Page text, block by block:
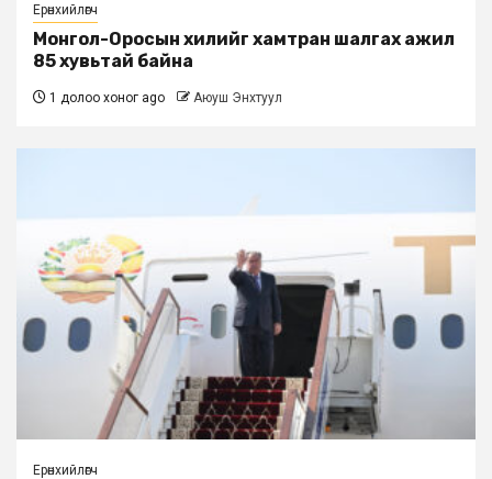
Ерөнхийлөгч
Монгол-Оросын хилийг хамтран шалгах ажил
85 хувьтай байна
1 долоо хоног ago Аюуш Энхтуул
Ерөнхийлөгч